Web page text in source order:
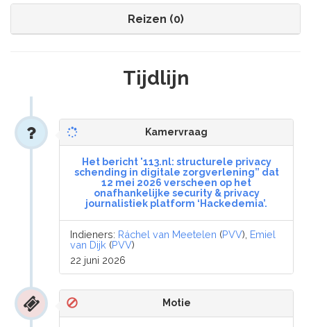
Reizen (0)
Tijdlijn
Kamervraag
Het bericht '113.nl: structurele privacy
schending in digitale zorgverlening” dat
12 mei 2026 verscheen op het
onafhankelijke security & privacy
journalistiek platform ‘Hackedemia’.
Indieners: Ráchel van Meetelen (PVV), Emiel
van Dijk (PVV)
22 juni 2026
Motie